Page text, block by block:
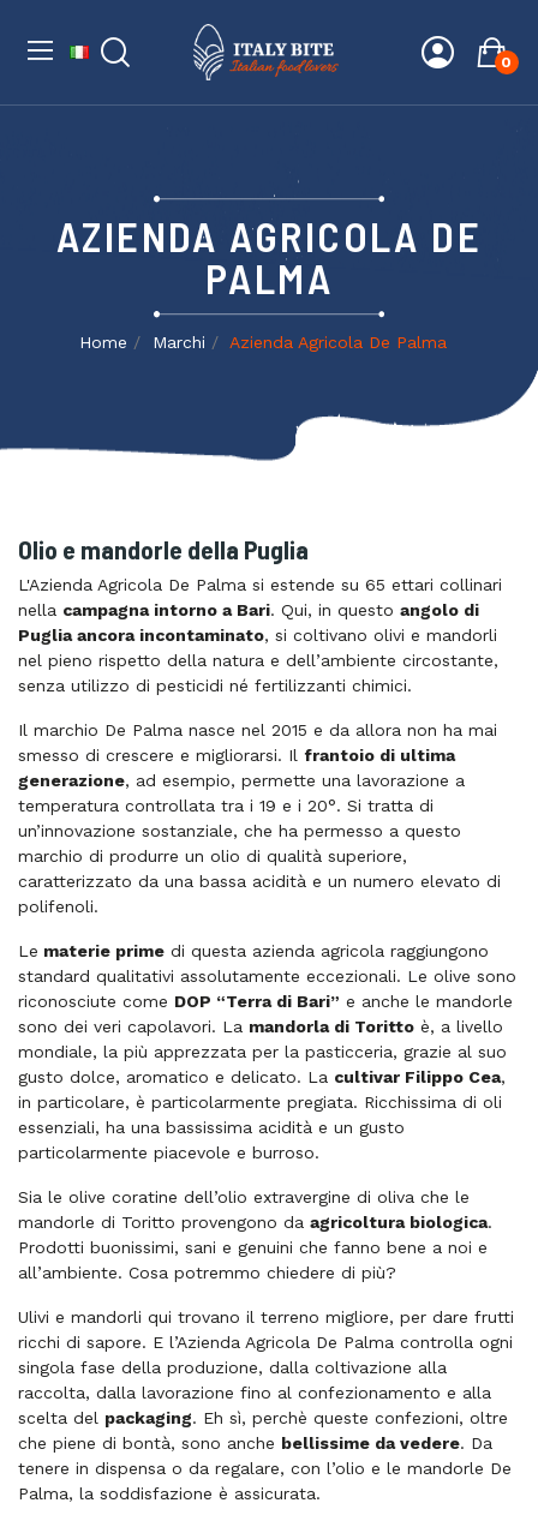
0
AZIENDA AGRICOLA DE
PALMA
Home Marchi Azienda Agricola De Palma
Olio e mandorle della Puglia
L'Azienda Agricola De Palma si estende su 65 ettari collinari
nella campagna intorno a Bari. Qui, in questo angolo di
Puglia ancora incontaminato, si coltivano olivi e mandorli
nel pieno rispetto della natura e dell’ambiente circostante,
senza utilizzo di pesticidi né fertilizzanti chimici.
Il marchio De Palma nasce nel 2015 e da allora non ha mai
smesso di crescere e migliorarsi. Il frantoio di ultima
generazione, ad esempio, permette una lavorazione a
temperatura controllata tra i 19 e i 20°. Si tratta di
un’innovazione sostanziale, che ha permesso a questo
marchio di produrre un olio di qualità superiore,
caratterizzato da una bassa acidità e un numero elevato di
polifenoli.
Le materie prime di questa azienda agricola raggiungono
standard qualitativi assolutamente eccezionali. Le olive sono
riconosciute come DOP “Terra di Bari” e anche le mandorle
sono dei veri capolavori. La mandorla di Toritto è, a livello
mondiale, la più apprezzata per la pasticceria, grazie al suo
gusto dolce, aromatico e delicato. La cultivar Filippo Cea,
in particolare, è particolarmente pregiata. Ricchissima di oli
essenziali, ha una bassissima acidità e un gusto
particolarmente piacevole e burroso.
Sia le olive coratine dell’olio extravergine di oliva che le
mandorle di Toritto provengono da agricoltura biologica.
Prodotti buonissimi, sani e genuini che fanno bene a noi e
all’ambiente. Cosa potremmo chiedere di più?
Ulivi e mandorli qui trovano il terreno migliore, per dare frutti
ricchi di sapore. E l’Azienda Agricola De Palma controlla ogni
singola fase della produzione, dalla coltivazione alla
raccolta, dalla lavorazione fino al confezionamento e alla
scelta del packaging. Eh sì, perchè queste confezioni, oltre
che piene di bontà, sono anche bellissime da vedere. Da
tenere in dispensa o da regalare, con l’olio e le mandorle De
Palma, la soddisfazione è assicurata.